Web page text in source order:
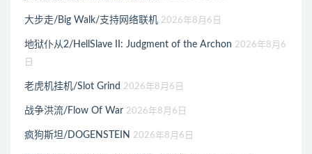
大步走/Big Walk/支持网络联机 2026年8月6日
地狱仆从2/HellSlave II: Judgment of the Archon 2026年8月6
日
老虎机挂机/Slot Grind 2026年8月6日
战争洪流/Flow Of War 2026年8月6日
疯狗斯坦/DOGENSTEIN 2026年8月6日